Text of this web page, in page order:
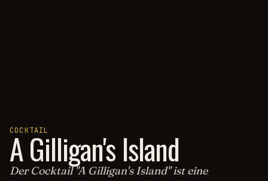
COCKTAIL
A Gilligan's Island
Der Cocktail "A Gilligan's Island" ist eine